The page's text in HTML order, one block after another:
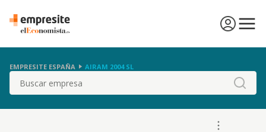
EMPRESITE ESPAÑA AIRAM 2004 SL
Buscar